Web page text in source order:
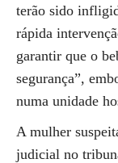
terão sido
rápida
garantir que o
segurança”,
numa unidade
A mulher
judicial no